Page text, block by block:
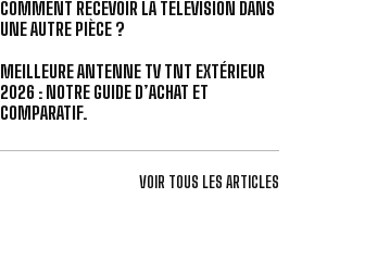
COMMENT RECEVOIR LA TÉLÉVISION DANS
UNE AUTRE PIÈCE ?
MEILLEURE ANTENNE TV TNT EXTÉRIEUR
2026 : NOTRE GUIDE D’ACHAT ET
COMPARATIF.
VOIR TOUS LES ARTICLES